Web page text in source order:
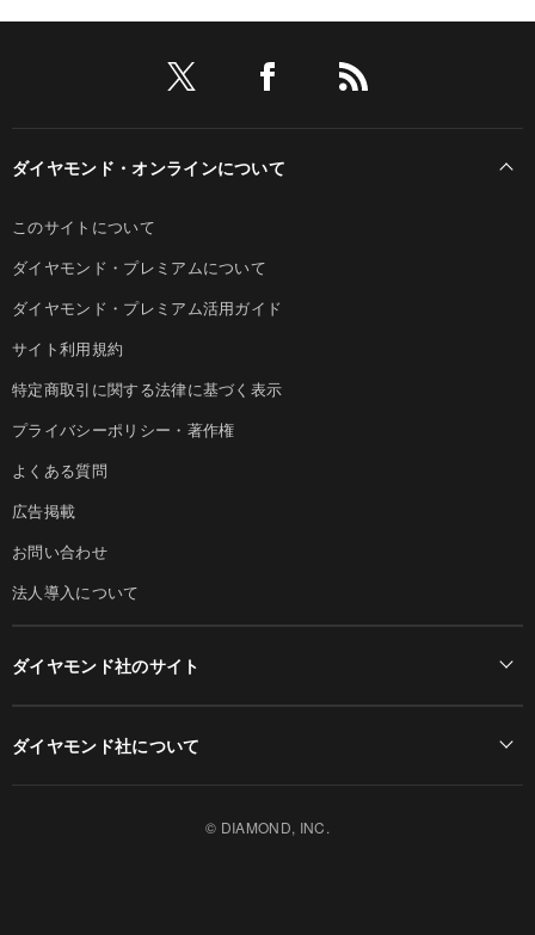
ダイヤモンド・オンラインについて
このサイトについて
ダイヤモンド・プレミアムについて
ダイヤモンド・プレミアム活用ガイド
サイト利用規約
特定商取引に関する法律に基づく表示
プライバシーポリシー・著作権
よくある質問
広告掲載
お問い合わせ
法人導入について
ダイヤモンド社のサイト
ダイヤモンド社について
© DIAMOND, INC.